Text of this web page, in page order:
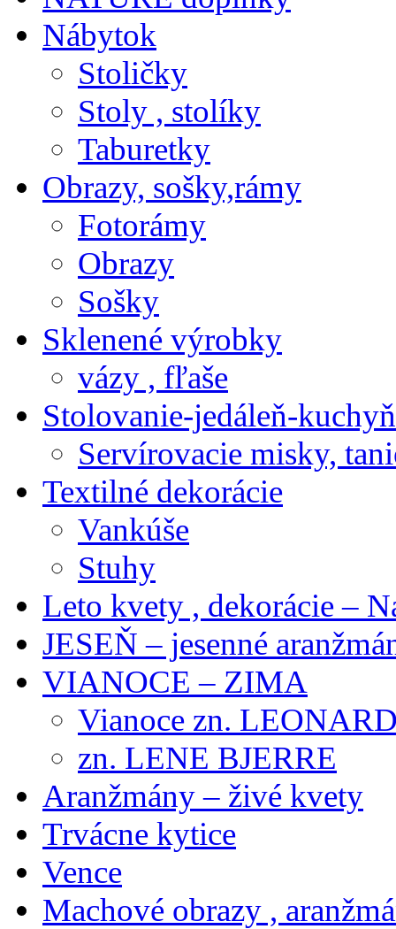
Nábytok
Stoličky
Stoly , stolíky
Taburetky
Obrazy, sošky,rámy
Fotorámy
Obrazy
Sošky
Sklenené výrobky
vázy , fľaše
Stolovanie-jedáleň-
Servírovacie misky,
Textilné dekorácie
Vankúše
Stuhy
Leto kvety , dekorácie –
JESEŇ – jesenné
VIANOCE – ZIMA
Vianoce zn.
zn. LENE BJERRE
Aranžmány – živé kvety
Trvácne kytice
Vence
Machové obrazy ,